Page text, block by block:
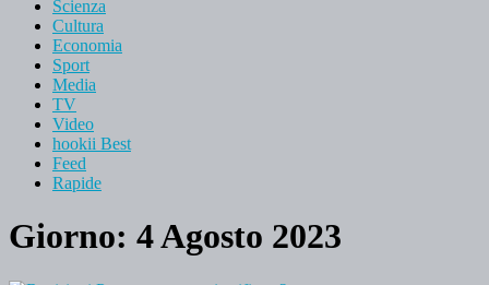
Scienza
Cultura
Economia
Sport
Media
TV
Video
hookii Best
Feed
Rapide
Giorno: 4 Agosto 2023